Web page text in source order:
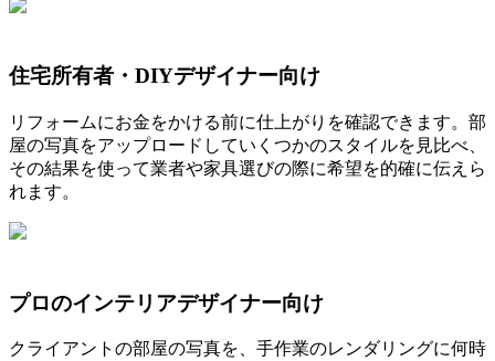
住宅所有者・DIYデザイナー向け
リフォームにお金をかける前に仕上がりを確認できます。部
屋の写真をアップロードしていくつかのスタイルを見比べ、
その結果を使って業者や家具選びの際に希望を的確に伝えら
れます。
プロのインテリアデザイナー向け
クライアントの部屋の写真を、手作業のレンダリングに何時